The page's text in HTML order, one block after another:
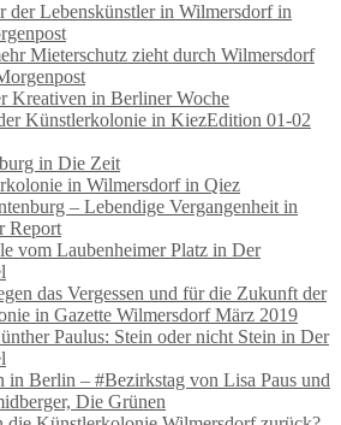
der Lebenskünstler in Wilmersdorf in
Mieterschutz zieht durch Wilmersdorf
Kreativen in Berliner Woche
Künstlerkolonie in KiezEdition 01-02
in Die Zeit
in Wilmersdorf in Qiez
– Lebendige Vergangenheit in
Report
vom Laubenheimer Platz in Der
das Vergessen und für die Zukunft der
in Gazette Wilmersdorf März 2019
Paulus: Stein oder nicht Stein in Der
in Berlin – #Bezirkstag von Lisa Paus und
Die Grünen